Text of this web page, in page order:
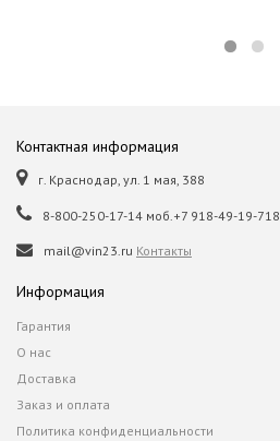
Контактная информация
г. Краснодар, ул. 1 мая, 388
8-800-250-17-14 моб.+7 918-49-19-718
mail@vin23.ru Контакты
Информация
Гарантия
О нас
Доставка
Заказ и оплата
Политика конфиденциальности